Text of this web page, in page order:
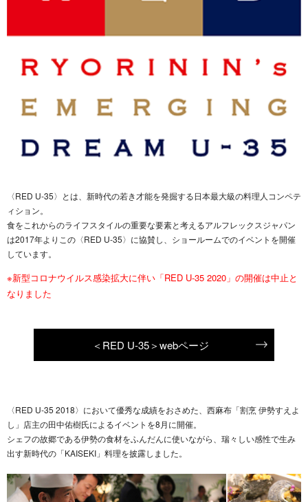
〈RED U-35〉とは、新時代の若き才能を発掘する日本最大級の料理人コンペテ
ィション。
食をこれからのライフスタイルの重要な要素と考えるアルフレックスジャパン
は2017年よりこの〈RED U-35〉に協賛し、ショールームでのイベントを開催
しています。
※新型コロナウイルス感染拡大に伴い「RED U-35 2020」の開催は中止と
なりました
＜RED U-35＞webページ
〈RED U-35 2018〉において優秀な成績をおさめた、西麻布「割烹 伊勢すえよ
し」店主の田中佑樹氏によるイベントを8月に開催。
シェフの故郷である伊勢の食材をふんだんに使いながら、瑞々しい感性で生み
出す新時代の「KAISEKI」料理を披露しました。